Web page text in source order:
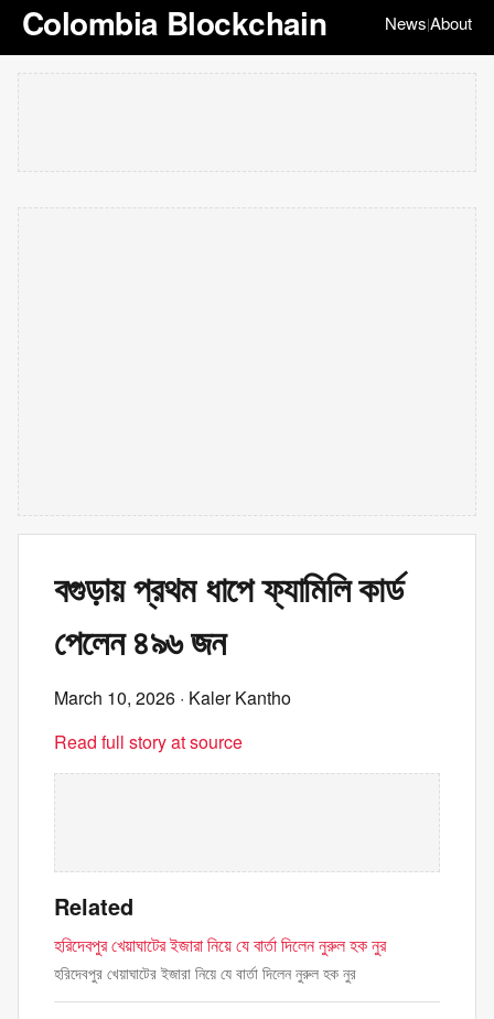
Colombia Blockchain News|About
বগুড়ায় প্রথম ধাপে ফ্যামিলি কার্ড
পেলেন ৪৯৬ জন
March 10, 2026 · Kaler Kantho
Read full story at source
Related
হরিদেবপুর খেয়াঘাটের ইজারা নিয়ে যে বার্তা দিলেন নুরুল হক নুর
হরিদেবপুর খেয়াঘাটের ইজারা নিয়ে যে বার্তা দিলেন নুরুল হক নুর